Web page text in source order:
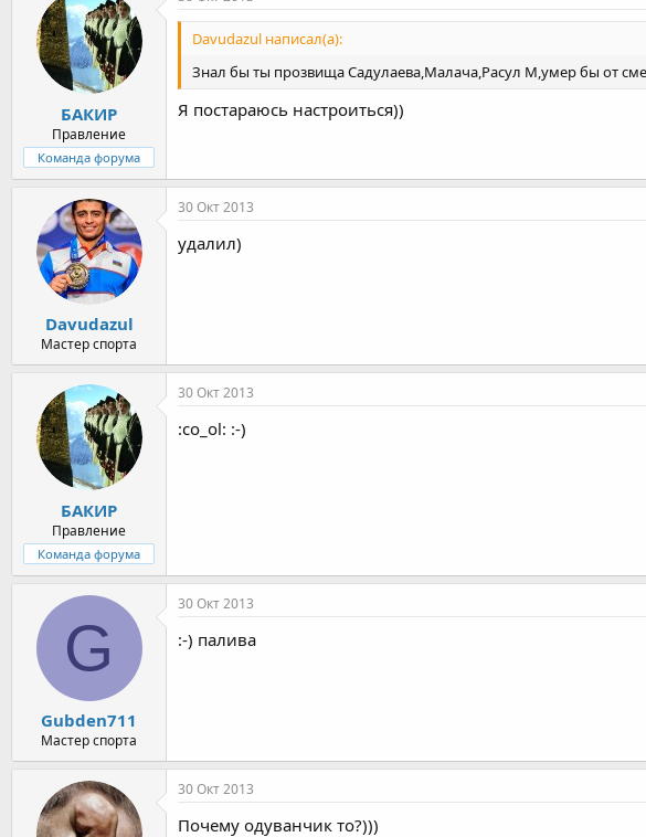
БАКИР
Правление
Команда форума
Davudazul написал(а):
Знал бы ты прозвища Садулаева,Малача,Расул М,умер бы от
Я постараюсь настроиться))
Davudazul
Мастер спорта
30 Окт 2013
удалил)
БАКИР
Правление
Команда форума
30 Окт 2013
:co_ol: :-)
G
Gubden711
Мастер спорта
30 Окт 2013
:-) палива
30 Окт 2013
Почему одуванчик то?)))